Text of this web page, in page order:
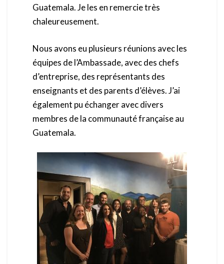
Guatemala. Je les en remercie très
chaleureusement.
Nous avons eu plusieurs réunions avec les
équipes de l’Ambassade, avec des chefs
d’entreprise, des représentants des
enseignants et des parents d’élèves. J’ai
également pu échanger avec divers
membres de la communauté française au
Guatemala.